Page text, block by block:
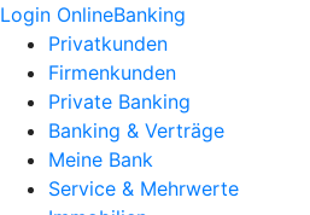
Login OnlineBanking
Privatkunden
Firmenkunden
Private Banking
Banking & Verträge
Meine Bank
Service & Mehrwerte